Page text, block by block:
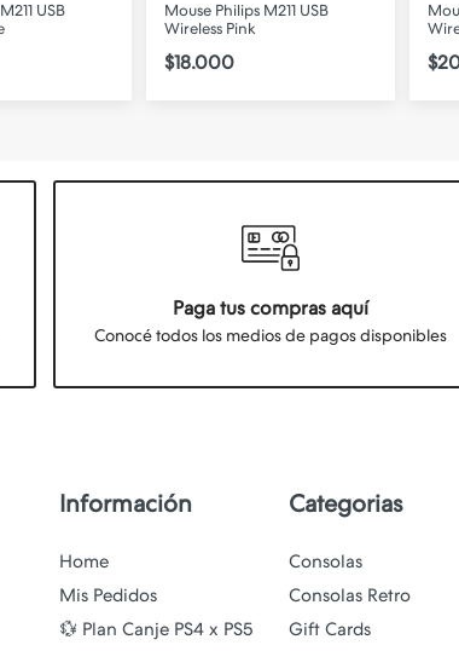
USB
Mouse Philips M211 USB
Wireless Pink
$18.000
Paga tus compras aquí
Conocé todos los medios de pagos disponibles
Información
Home
Mis Pedidos
💱 Plan Canje PS4 x PS5
Categorias
Consolas
Consolas Retro
Gift Cards